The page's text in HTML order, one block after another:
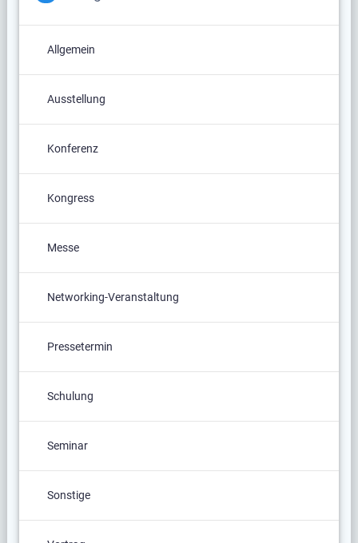
Allgemein
Ausstellung
Konferenz
Kongress
Messe
Networking-Veranstaltung
Pressetermin
Schulung
Seminar
Sonstige